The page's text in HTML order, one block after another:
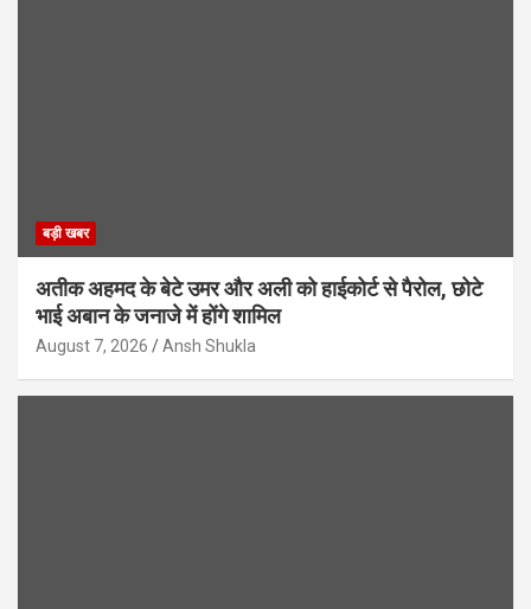
बड़ी खबर
अतीक अहमद के बेटे उमर और अली को हाईकोर्ट से पैरोल, छोटे
भाई अबान के जनाजे में होंगे शामिल
August 7, 2026 Ansh Shukla